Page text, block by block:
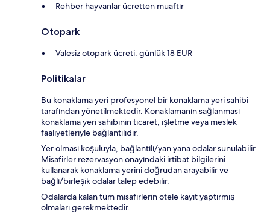
Rehber hayvanlar ücretten muaftır
Otopark
Valesiz otopark ücreti: günlük 18 EUR
Politikalar
Bu konaklama yeri profesyonel bir konaklama yeri sahibi
tarafından yönetilmektedir. Konaklamanın sağlanması
konaklama yeri sahibinin ticaret, işletme veya meslek
faaliyetleriyle bağlantılıdır.
Yer olması koşuluyla, bağlantılı/yan yana odalar sunulabilir.
Misafirler rezervasyon onayındaki irtibat bilgilerini
kullanarak konaklama yerini doğrudan arayabilir ve
bağlı/birleşik odalar talep edebilir.
Odalarda kalan tüm misafirlerin otele kayıt yaptırmış
olmaları gerekmektedir.